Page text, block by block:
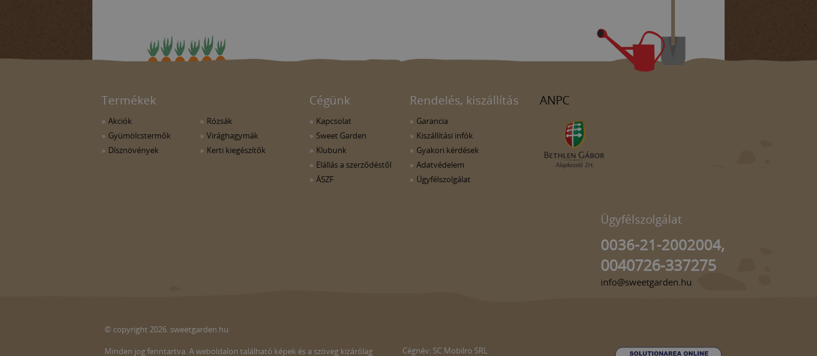
Termékek
Akciók
Gyümölcstermők
Dísznövények
Rózsák
Virághagymák
Kerti kiegészítők
Cégünk
Kapcsolat
Sweet Garden
Klubunk
Elállás a szerződéstől
ÁSZF
Rendelés, kiszállítás
Garancia
Kiszállítási infók
Gyakori kérdések
Adatvédelem
Ügyfélszolgálat
ANPC
Ügyfélszolgálat
0036-21-2002004,
0040726-337275
info@sweetgarden.hu
© copyright 2026. sweetgarden.hu
Minden jog fenntartva. A weboldalon található képek és a szöveg kizárólag
Cégnév: SC Mobilro SRL